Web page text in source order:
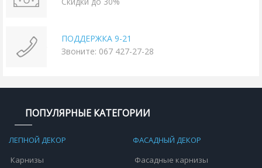
ПОДДЕРЖКА 9-21
Звоните: 067 427-27-28
ПОПУЛЯРНЫЕ КАТЕГОРИИ
ЛЕПНОЙ ДЕКОР
Карнизы
ФАСАДНЫЙ ДЕКОР
Фасадные карнизы